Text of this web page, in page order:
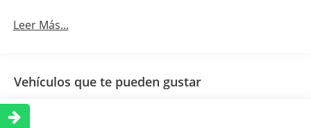
Leer Más...
Vehículos que te pueden gustar